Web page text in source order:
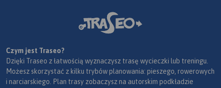
Czym jest Traseo?
Dzięki Traseo z łatwością wyznaczysz trasę wycieczki lub treningu.
Możesz skorzystać z kilku trybów planowania: pieszego, rowerowych
i narciarskiego. Plan trasy zobaczysz na autorskim podkładzie